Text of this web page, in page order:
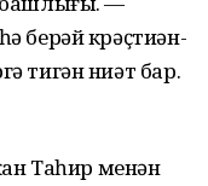
берәй крәҫтиән-
тигән ниәт бар.
Таһир менән